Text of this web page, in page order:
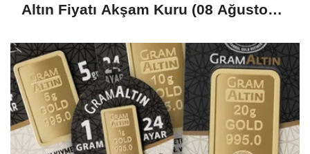
Altın Fiyatı Akşam Kuru (08 Ağustos